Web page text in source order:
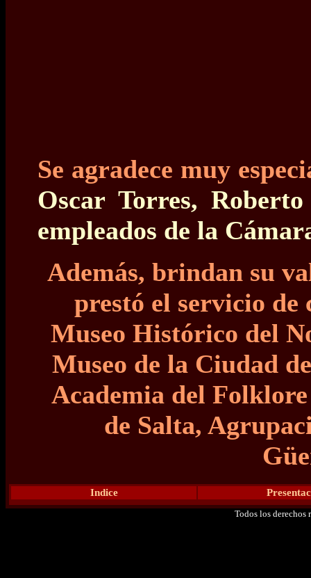
Se agradece muy
Oscar Torres,
empleados de la
Además, brindan su
prestó el servicio de
Museo Histórico del
Museo de la Ciudad
Academia del
de Salta,
Indice
Todos los derechos